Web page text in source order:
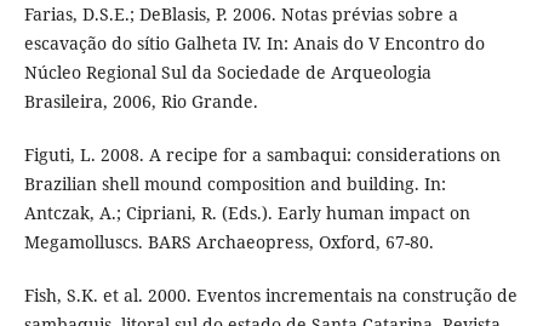
Farias, D.S.E.; DeBlasis, P. 2006. Notas prévias sobre a
escavação do sítio Galheta IV. In: Anais do V Encontro do
Núcleo Regional Sul da Sociedade de Arqueologia
Brasileira, 2006, Rio Grande.
Figuti, L. 2008. A recipe for a sambaqui: considerations on
Brazilian shell mound composition and building. In:
Antczak, A.; Cipriani, R. (Eds.). Early human impact on
Megamolluscs. BARS Archaeopress, Oxford, 67-80.
Fish, S.K. et al. 2000. Eventos incrementais na construção de